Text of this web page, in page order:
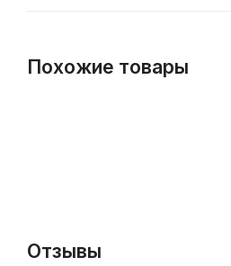
Похожие товары
Отзывы